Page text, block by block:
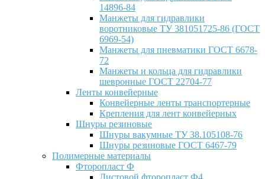
14896-84
Манжеты для гидравлики
воротниковые ТУ 381051725-86 (ГОСТ
6969-54)
Манжеты для пневматики ГОСТ 6678-
72
Манжеты и кольца для гидравлики
шевронные ГОСТ 22704-77
Ленты конвейерные
Конвейерные ленты транспортерные
Крепления для лент конвейерных
Шнуры резиновые
Шнуры вакумные ТУ 38.105108-76
Шнуры резиновые ГОСТ 6467-79
Полимерные материалы
Фторопласт Ф
Листовой фторопласт Ф4